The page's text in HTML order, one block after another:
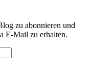
zu abonnieren und
E-Mail zu erhalten.